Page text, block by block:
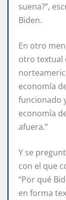
suena?”,
Biden.
En otro
otro textual
economía
funcionado
economía
afuera.”
Y se
con el que
“Por qué
en forma